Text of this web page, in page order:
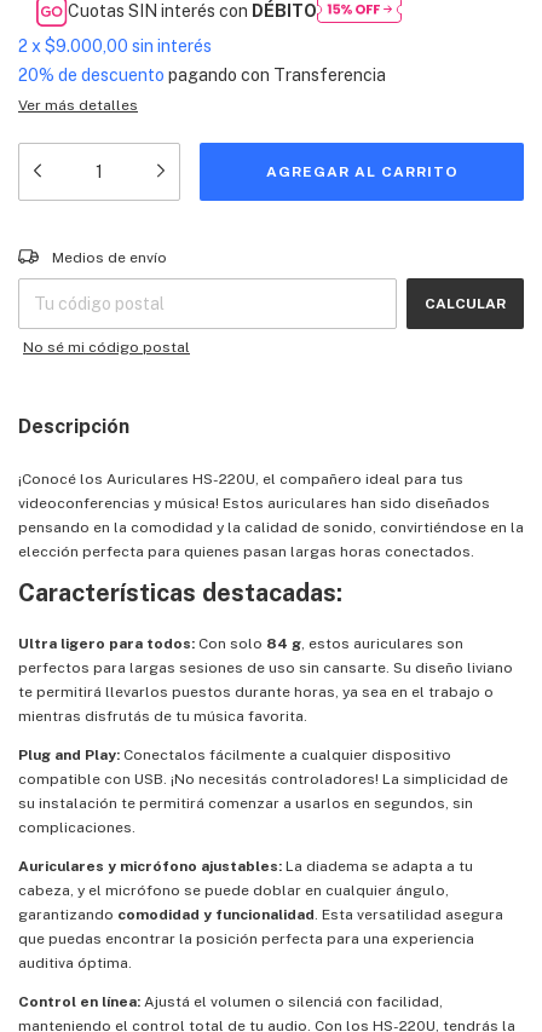
Cuotas SIN interés con DÉBITO
2 x $9.000,00 sin interés
20% de descuento pagando con Transferencia
Ver más detalles
Entregas para el CP:
Medios de envío
CALCULAR
No sé mi código postal
Descripción
¡Conocé los Auriculares HS-220U, el compañero ideal para tus
videoconferencias y música! Estos auriculares han sido diseñados
pensando en la comodidad y la calidad de sonido, convirtiéndose en la
elección perfecta para quienes pasan largas horas conectados.
Características destacadas:
Ultra ligero para todos: Con solo 84 g, estos auriculares son
perfectos para largas sesiones de uso sin cansarte. Su diseño liviano
te permitirá llevarlos puestos durante horas, ya sea en el trabajo o
mientras disfrutás de tu música favorita.
Plug and Play: Conectalos fácilmente a cualquier dispositivo
compatible con USB. ¡No necesitás controladores! La simplicidad de
su instalación te permitirá comenzar a usarlos en segundos, sin
complicaciones.
Auriculares y micrófono ajustables: La diadema se adapta a tu
cabeza, y el micrófono se puede doblar en cualquier ángulo,
garantizando comodidad y funcionalidad. Esta versatilidad asegura
que puedas encontrar la posición perfecta para una experiencia
auditiva óptima.
Control en línea: Ajustá el volumen o silenciá con facilidad,
manteniendo el control total de tu audio. Con los HS-220U, tendrás la